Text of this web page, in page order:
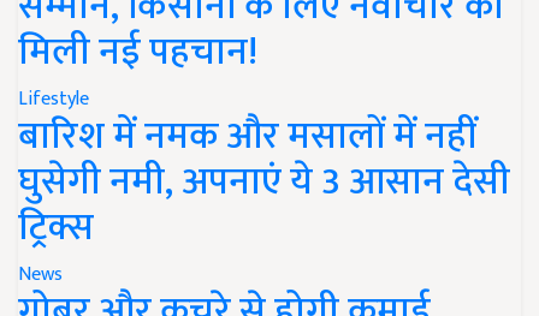
मिली नई पहचान!
Lifestyle
बारिश में नमक और मसालों में नहीं
घुसेगी नमी, अपनाएं ये 3 आसान देसी
ट्रिक्स
News